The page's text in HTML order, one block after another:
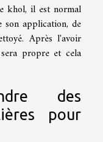
khol, il est normal
son application, de
Après l'avoir
propre et cela
des
pour